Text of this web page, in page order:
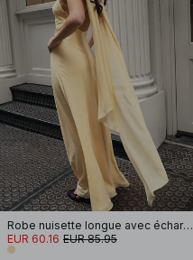
Robe nuisette longue avec écharpe
EUR 60.16 EUR 85.95